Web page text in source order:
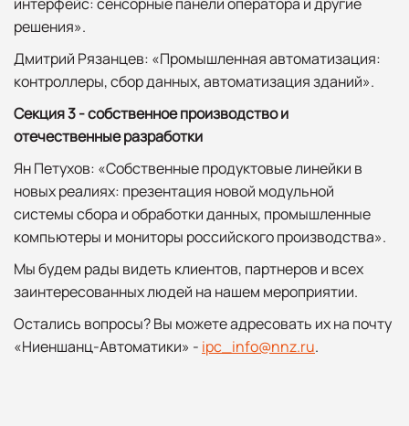
решения».
Дмитрий Рязанцев: «Промышленная автоматизация:
контроллеры, сбор данных, автоматизация зданий».
Секция 3 - собственное производство и
отечественные разработки
Ян Петухов: «Собственные продуктовые линейки в
новых реалиях: презентация новой модульной
системы сбора и обработки данных, промышленные
компьютеры и мониторы российского производства».
Мы будем рады видеть клиентов, партнеров и всех
заинтересованных людей на нашем мероприятии.
Остались вопросы? Вы можете адресовать их на почту
«Ниеншанц-Автоматики» - ipc_info@nnz.ru.